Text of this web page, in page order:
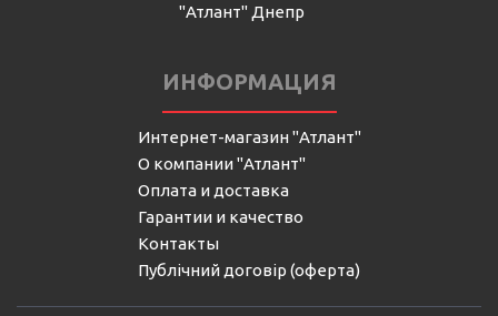
"Атлант" Днепр
ИНФОРМАЦИЯ
Интернет-магазин "Атлант"
О компании "Атлант"
Оплата и доставка
Гарантии и качество
Контакты
Публічний договір (оферта)